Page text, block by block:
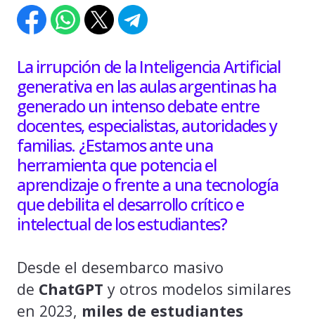
La irrupción de la Inteligencia Artificial
generativa en las aulas argentinas ha
generado un intenso debate entre
docentes, especialistas, autoridades y
familias. ¿Estamos ante una
herramienta que potencia el
aprendizaje o frente a una tecnología
que debilita el desarrollo crítico e
intelectual de los estudiantes?
Desde el desembarco masivo
de ChatGPT y otros modelos similares
en 2023, miles de estudiantes